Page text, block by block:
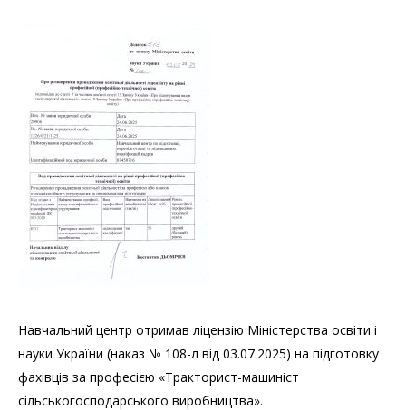
Навчальний центр отримав ліцензію Міністерства освіти і
науки України (наказ № 108-л від 03.07.2025) на підготовку
фахівців за професією «Тракторист-машиніст
сільськогосподарського виробництва».